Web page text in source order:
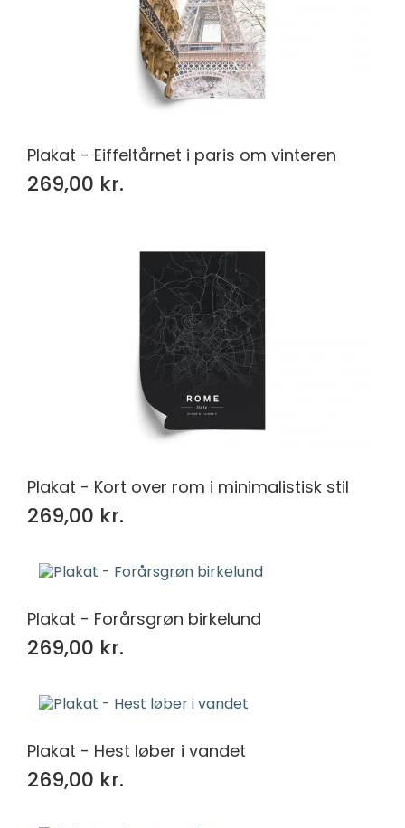
Plakat - Eiffeltårnet i paris om vinteren
269,00 kr.
Plakat - Kort over rom i minimalistisk stil
269,00 kr.
Plakat - Forårsgrøn birkelund
269,00 kr.
Plakat - Hest løber i vandet
269,00 kr.